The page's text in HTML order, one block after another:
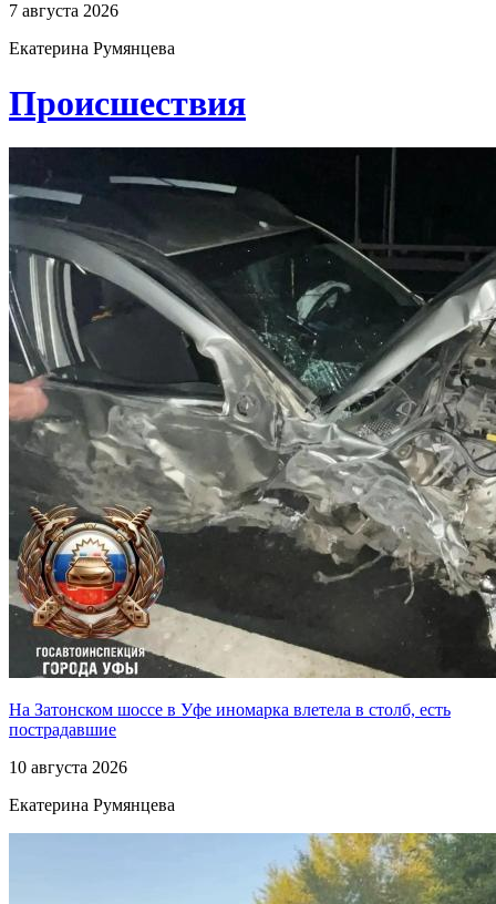
7 августа 2026
Екатерина Румянцева
Проиcшествия
На Затонском шоссе в Уфе иномарка влетела в столб, есть
пострадавшие
10 августа 2026
Екатерина Румянцева